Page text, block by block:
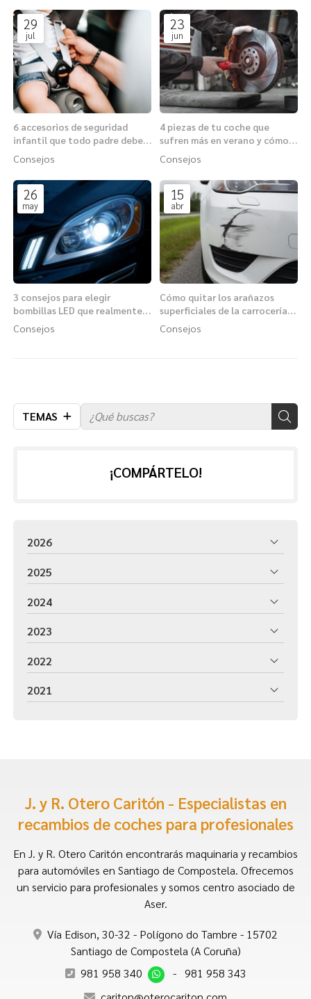
TEMAS
29
jul
6 accesorios de seguridad
infantil que todo padre debe
conocer antes de viajar
Consejos
23
jun
4 piezas de tu coche que
sufren más en verano y cómo
protegerlas
Consejos
26
may
3 consejos para elegir
bombillas LED que realmente
mejoren tu visibilidad
nocturna
Consejos
15
abr
Cómo quitar los arañazos
superficiales de la carrocería
con los productos adecuados
Consejos
¡COMPÁRTELO!
2026
2025
2024
2023
2022
2021
J. y R. Otero Caritón - Especialistas en
recambios de coches para profesionales
En J. y R. Otero Caritón encontrarás maquinaria y recambios
para automóviles en Santiago de Compostela. Ofrecemos
un servicio para profesionales y somos centro asociado de
Aser.
Vía Edison, 30-32 - Polígono do Tambre - 15702
Santiago de Compostela (A Coruña)
981 958 340
- 981 958 343